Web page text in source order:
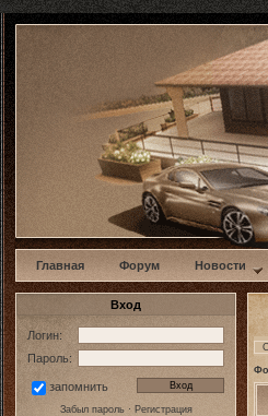
w
Главная Форум Новости
Вход
Логин:
Пароль:
запомнить
Забыл пароль· Регистрация